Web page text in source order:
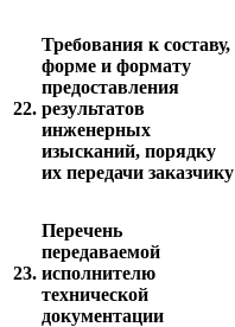
22.
Требования к составу,
форме и формату
предоставления
результатов
инженерных
изысканий, порядку
их передачи заказчику
23.
Перечень
передаваемой
исполнителю
технической
документации